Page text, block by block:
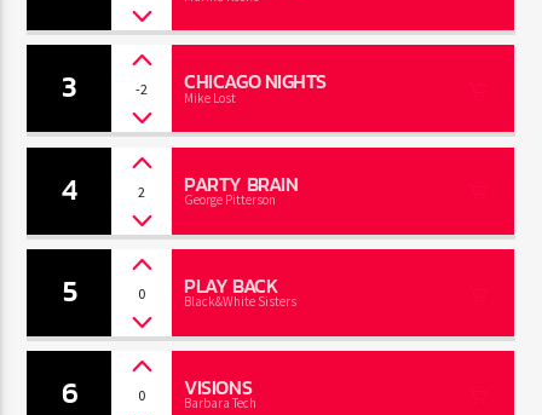
3 -2 CHICAGO NIGHTS
Mike Lost
4 2 PARTY BRAIN
George Pitterson
5 0 PLAY BACK
Black&White Sisters
6 0 VISIONS
Barbara Tech